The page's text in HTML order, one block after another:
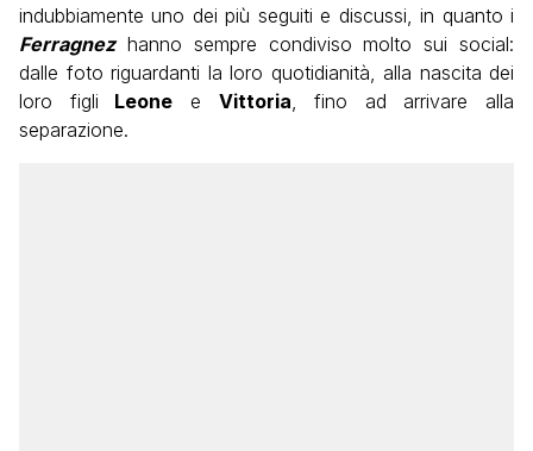
indubbiamente uno dei più seguiti e discussi, in quanto i
Ferragnezhanno sempre condiviso molto sui social:
dalle foto riguardanti la loro quotidianità, alla nascita dei
loro figli Leone e Vittoria , fino ad arrivare alla
separazione.